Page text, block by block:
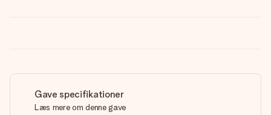
Gave specifikationer
Læs mere om denne gave